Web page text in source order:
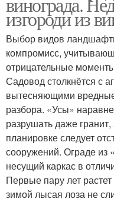
изгороди из
Выбор видов
компромисс,
отрицательные
Садовод столкнётся с
вытесняющими
разбора. «Усы»
разрушать даже
планировке следует
сооружений. Ограде из
несущий каркас в
Первые пару лет
зимой лысая лоза не